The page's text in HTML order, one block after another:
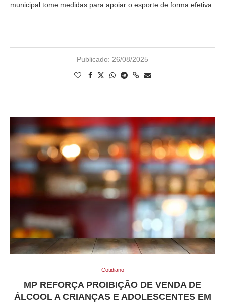
municipal tome medidas para apoiar o esporte de forma efetiva.
Publicado: 26/08/2025
Cotidiano
MP REFORÇA PROIBIÇÃO DE VENDA DE
ÁLCOOL A CRIANÇAS E ADOLESCENTES EM